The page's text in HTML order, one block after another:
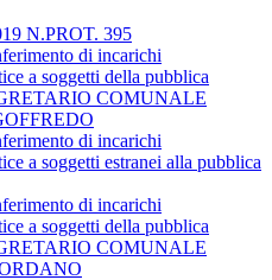
N.PROT. 395
di incarichi
a soggetti della pubblica
COMUNALE
di incarichi
a soggetti estranei alla pubblica
di incarichi
a soggetti della pubblica
COMUNALE